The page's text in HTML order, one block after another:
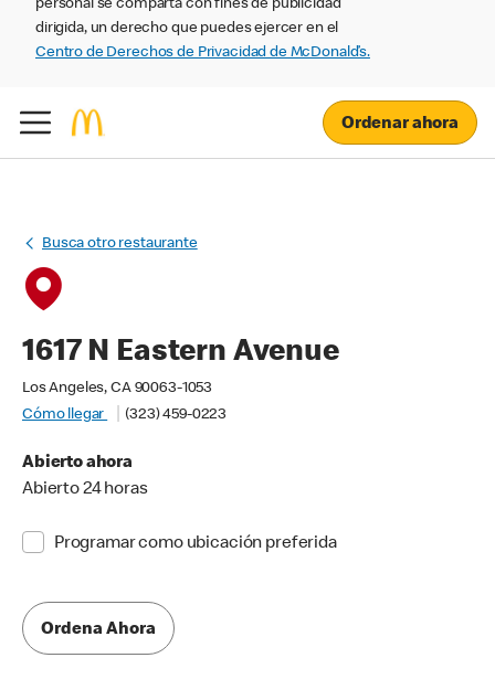
personal se comparta con fines de publicidad
dirigida, un derecho que puedes ejercer en el
Centro de Derechos de Privacidad de McDonald’s.
Ordenar ahora
Busca otro restaurante
1617 N Eastern Avenue
Los Angeles, CA 90063-1053
Cómo llegar
(323) 459-0223
Abierto ahora
Abierto 24 horas
Programar como ubicación preferida
Ordena Ahora